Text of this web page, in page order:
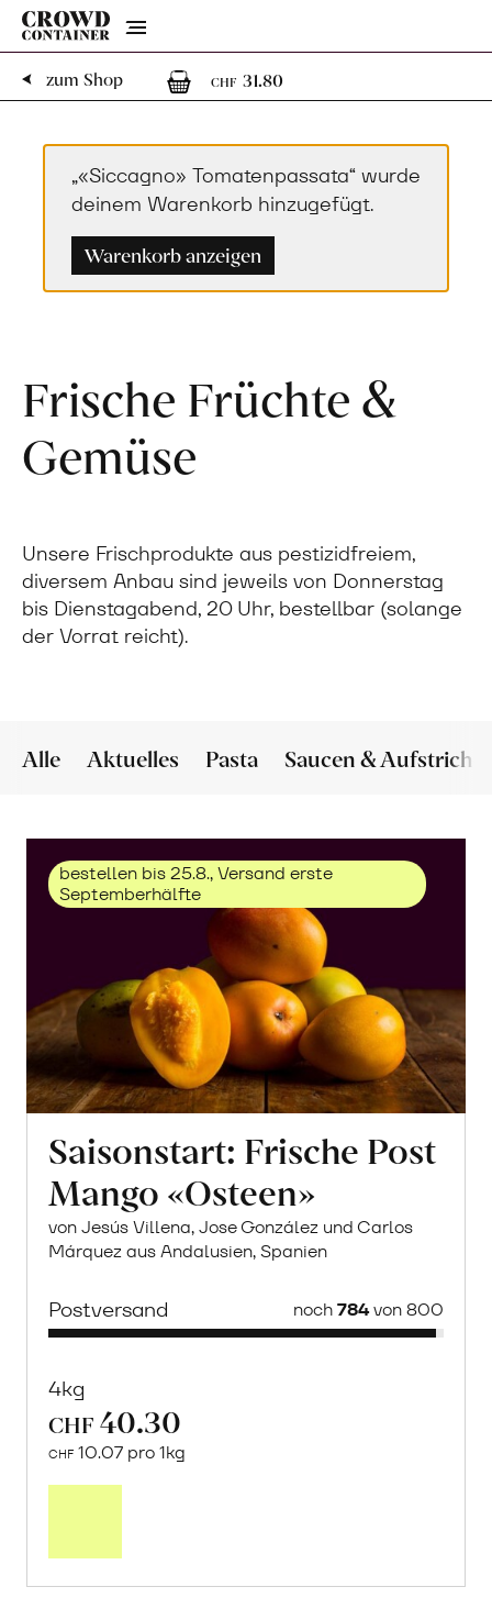
Menu
zum Shop
CHF 31.80
„«Siccagno» Tomatenpassata“ wurde
deinem Warenkorb hinzugefügt.
Warenkorb anzeigen
Frische Früchte &
Gemüse
Unsere Frischprodukte aus pestizidfreiem,
diversem Anbau sind jeweils von Donnerstag
bis Dienstagabend, 20 Uhr, bestellbar (solange
der Vorrat reicht).
Alle Aktuelles Pasta Saucen & Aufstriche
bestellen bis 25.8., Versand erste
Septemberhälfte
Saisonstart: Frische Post
Mango «Osteen»
von Jesús Villena, Jose González und Carlos
Márquez aus Andalusien, Spanien
Postversand noch784von 800
4kg
CHF 40.30
CHF 10.07 pro 1kg
Post